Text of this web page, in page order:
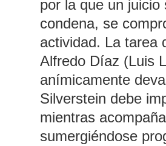
por la que un
condena, se
actividad. La tarea
Alfredo Díaz (Luis
anímicamente
Silverstein debe
mientras
sumergiéndose